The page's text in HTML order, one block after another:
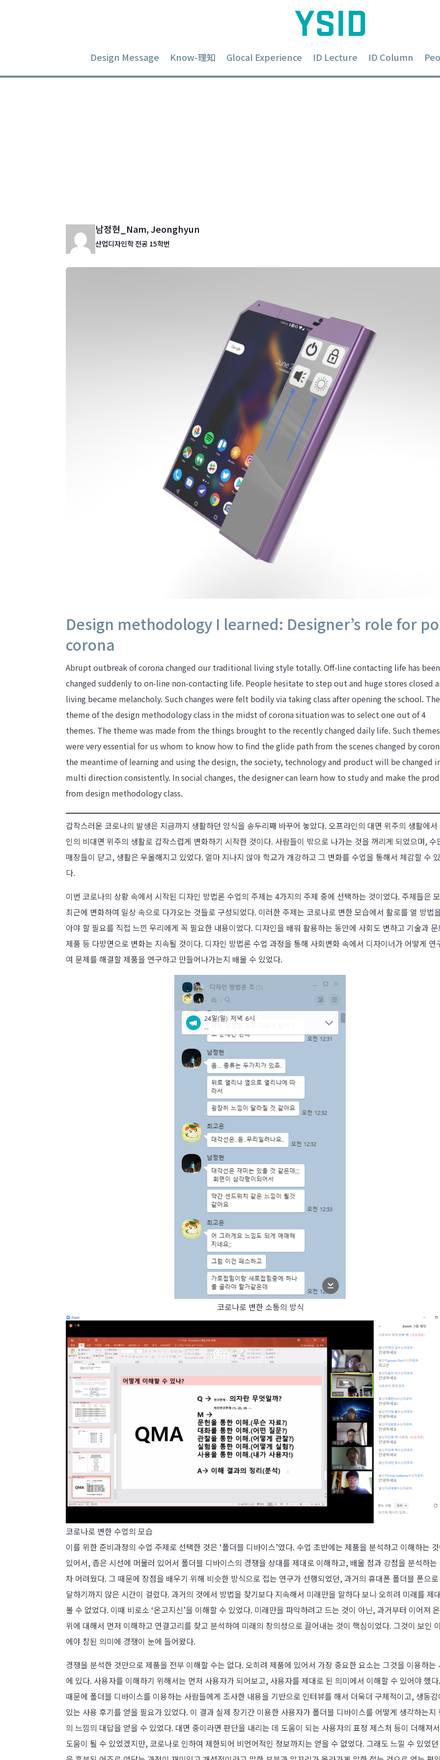
Design Message Know-理知 Glocal Experience ID Lecture ID Column
남정현_Nam, Jeonghyun
산업디자인학 전공 15학번
Design methodology I learned: Designer’s role for
corona
Abrupt outbreak of corona changed our traditional living style totally. Off-line contacting life has been
changed suddenly to on-line non-contacting life. People hesitate to step out and huge stores closed
living became melancholy. Such changes were felt bodily via taking class after opening the school. The
theme of the design methodology class in the midst of corona situation was to select one out of 4
themes. The theme was made from the things brought to the recently changed daily life. Such themes
were very essential for us whom to know how to find the glide path from the scenes changed by
the meantime of learning and using the design, the society, technology and product will be changed
multi direction consistently. In social changes, the designer can learn how to study and make the
from design methodology class.
갑작스러운 코로나의 발생은 지금까지 생활하던 양식을 송두리째 바꾸어 놓았다. 오프라인의 대면 위주의 생활에
인의 비대면 위주의 생활로 갑작스럽게 변화하기 시작한 것이다. 사람들이 밖으로 나가는 것을 꺼리게 되었으며, 수
매장들이 닫고, 생활은 우울해지고 있었다. 얼마 지나지 않아 학교가 개강하고 그 변화를 수업을 통해서 체감할 수
다.
이번 코로나의 상황 속에서 시작된 디자인 방법론 수업의 주제는 4가지의 주제 중에 선택하는 것이었다. 주제들은
최근에 변화하여 일상 속으로 다가오는 것들로 구성되었다. 이러한 주제는 코로나로 변한 모습에서 활로를 열 방법
아야 할 필요를 직접 느낀 우리에게 꼭 필요한 내용이었다. 디자인을 배워 활용하는 동안에 사회도 변하고 기술과
제품 등 다방면으로 변화는 지속될 것이다. 디자인 방법론 수업 과정을 통해 사회변화 속에서 디자이너가 어떻게 연
여 문제를 해결할 제품을 연구하고 만들어나가는지 배울 수 있었다.
코로나로 변한 소통의 방식
코로나로 변한 수업의 모습
이를 위한 준비과정의 수업 주제로 선택한 것은 ‘폴더블 디바이스’였다. 수업 초반에는 제품을 분석하고 이해하는
있어서, 좁은 시선에 머물러 있어서 폴더블 디바이스의 경쟁을 상대를 제대로 이해하고, 배울 점과 강점을 분석하는
차 어려웠다. 그 때문에 장점을 배우기 위해 비슷한 방식으로 접는 연구가 선행되었던, 과거의 휴대폰 폴더블 폰으
달하기까지 많은 시간이 걸렸다. 과거의 것에서 방법을 찾기보다 지속해서 미래만을 말하다 보니 오히려 미래를 제
볼 수 없었다. 이때 비로소 ‘온고지신’을 이해할 수 있었다. 미래만을 파악하려고 드는 것이 아닌, 과거부터 이어져
위에 대해서 먼저 이해하고 연결고리를 찾고 분석하여 미래의 창의성으로 끌어내는 것이 핵심이었다. 그것이 보인
에야 참된 의미에 경쟁이 눈에 들어왔다.
경쟁을 분석한 것만으로 제품을 전부 이해할 수는 없다. 오히려 제품에 있어서 가장 중요한 요소는 그것을 이용하는
에 있다. 사용자를 이해하기 위해서는 먼저 사용자가 되어보고, 사용자를 제대로 된 의미에서 이해할 수 있어야 했
때문에 폴더블 디바이스를 이용하는 사람들에게 조사한 내용을 기반으로 인터뷰를 해서 더욱더 구체적이고, 생동
있는 사용 후기를 얻을 필요가 있었다. 이 결과 실제 장기간 이용한 사용자가 폴더블 디바이스를 어떻게 생각하는지
의 느낌의 대답을 얻을 수 있었다. 대면 중이라면 판단을 내리는 데 도움이 되는 사용자의 표정 제스처 등이 더해져
도움이 될 수 있었겠지만, 코로나로 인하여 제한되어 비언어적인 정보까지는 얻을 수 없었다. 그래도 느낄 수 있었